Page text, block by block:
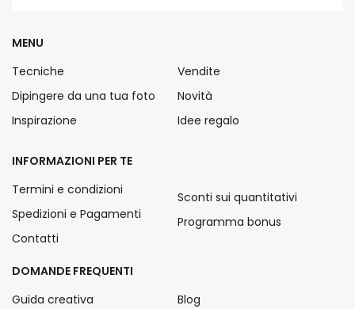
MENU
Tecniche
Dipingere da una tua foto
Inspirazione
Vendite
Novità
Idee regalo
INFORMAZIONI PER TE
Termini e condizioni
Spedizioni e Pagamenti
Contatti
Sconti sui quantitativi
Programma bonus
DOMANDE FREQUENTI
Guida creativa
Blog